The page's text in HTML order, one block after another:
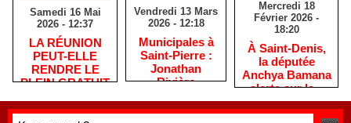
Samedi 16 Mai
2026 - 12:37
​LA RÉUNION
PEUT-ELLE
RENDRE LE
PLEIN GRATUIT
Vendredi 13 Mars
2026 - 12:18
​Municipales à
Saint-Pierre :
Jonathan
Rivière
habitants après
Mercredi 18
Février 2026 -
18:20
​À Saint-Denis,
la députée
Anchya Bamana
alerte sur la «
double peine »
vécue par